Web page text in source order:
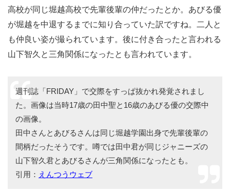
高校が同じ堀越高校で先輩後輩の仲だったとか。あびる優
が堀越を中退するまでに知り合っていた訳ですね。二人と
も仲良い姿が撮られています。後に付き合ったと言われる
山下智久と三角関係になったとも言われています。
週刊誌「FRIDAY」で交際をすっぱ抜かれ発覚されまし
た。画像は当時17歳の田中聖と16歳のあびる優の交際中
の画像。
田中さんとあびるさんは同じ堀越学園出身で先輩後輩の
間柄だったそうです。噂では田中君が同じジャニーズの
山下智久君とあびるさんが三角関係になったとも。
引用： えんつうウェブ